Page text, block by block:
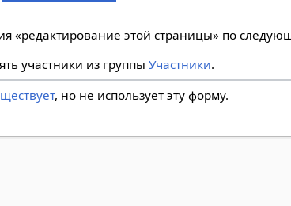
«редактирование этой страницы» по
участники из группыУчастники.
, но не использует эту форму.